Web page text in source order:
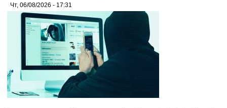
Чт, 06/08/2026 - 17:31